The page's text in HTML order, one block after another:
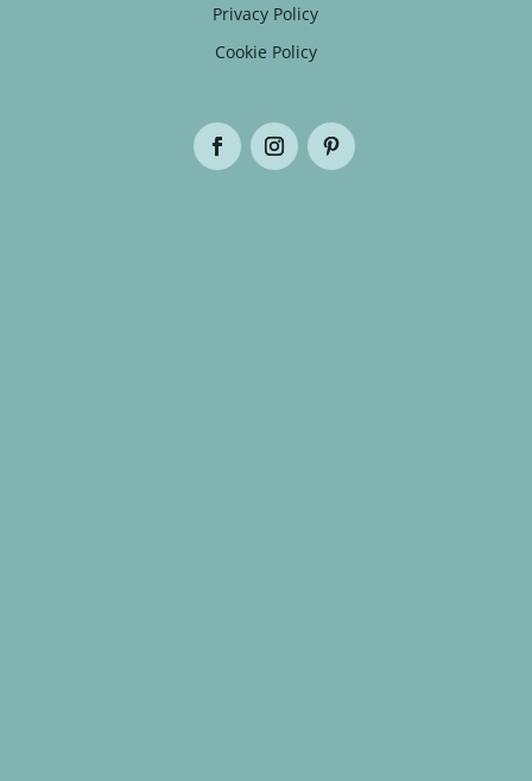
Privacy Policy
Cookie Policy